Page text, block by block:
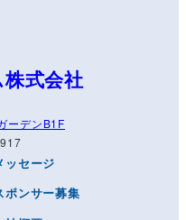
式会社
ーデンB1F
ッセージ
ポンサー募集